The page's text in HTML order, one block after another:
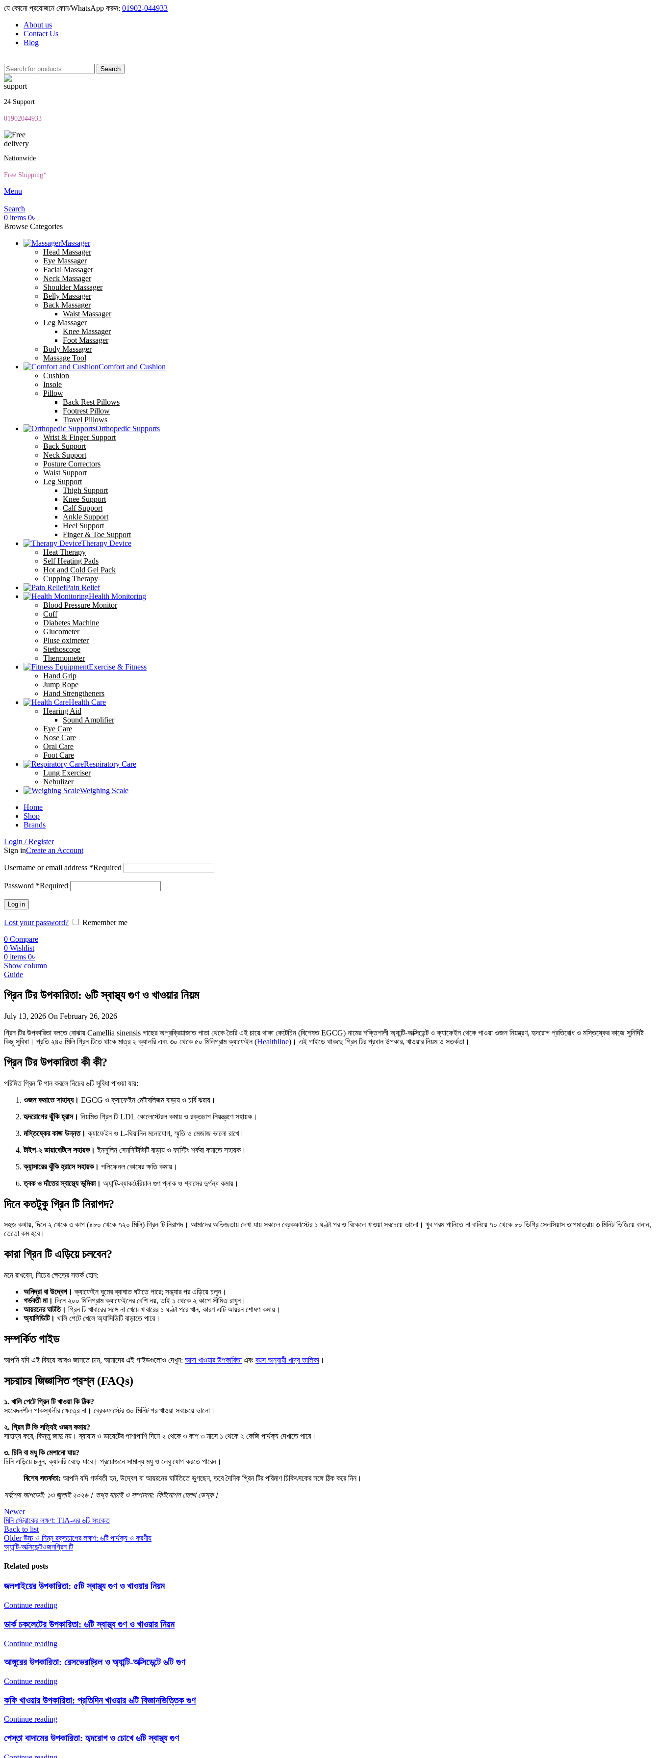
যে কোনো প্রয়োজনে ফোন/WhatsApp করুন: 01902-044933
About us
Contact Us
Blog
Search
24 Support
01902044933
Nationwide
Free Shipping*
Menu
Search
0 items 0৳
Browse Categories
Massager
Head Massager
Eye Massager
Facial Massager
Neck Massager
Shoulder Massager
Belly Massager
Back Massager
Waist Massager
Leg Massager
Knee Massager
Foot Massager
Body Massager
Massage Tool
Comfort and Cushion
Cushion
Insole
Pillow
Back Rest Pillows
Footrest Pillow
Travel Pillows
Orthopedic Supports
Wrist & Finger Support
Back Support
Neck Support
Posture Correctors
Waist Support
Leg Support
Thigh Support
Knee Support
Calf Support
Ankle Support
Heel Support
Finger & Toe Support
Therapy Device
Heat Therapy
Self Heating Pads
Hot and Cold Gel Pack
Cupping Therapy
Pain Relief
Health Monitoring
Blood Pressure Monitor
Cuff
Diabetes Machine
Glucometer
Pluse oximeter
Stethoscope
Thermometer
Exercise & Fitness
Hand Grip
Jump Rope
Hand Strengtheners
Health Care
Hearing Aid
Sound Amplifier
Eye Care
Nose Care
Oral Care
Foot Care
Respiratory Care
Lung Exerciser
Nebulizer
Weighing Scale
Home
Shop
Brands
Login / Register
Sign inCreate an Account
Username or email address *Required
Password *Required
Log in
Lost your password?
Remember me
0 Compare
0 Wishlist
0 items 0৳
Show column
Guide
গ্রিন টির উপকারিতা: ৬টি স্বাস্থ্য গুণ ও খাওয়ার নিয়ম
July 13, 2026 On February 26, 2026
গ্রিন টির উপকারিতা বলতে বোঝায় Camellia sinensis গাছের অপ্রক্রিয়াজাত পাতা থেকে তৈরি এই চায়ে থাকা কেটেচিন (বিশেষত EGCG) নামের শক্তিশালী অ্যান্টি-অক্সিডেন্ট ও ক্যাফেইন থেকে পাওয়া ওজন নিয়ন্ত্রণ, হৃদরোগ প্রতিরোধ ও মস্তিষ্কের কাজে সুনির্দিষ্ট
কিছু সুবিধা। প্রতি ২৪০ মিলি গ্রিন টিতে থাকে মাত্র ২ ক্যালরি এবং ৩০ থেকে ৫০ মিলিগ্রাম ক্যাফেইন (Healthline)। এই গাইডে থাকছে গ্রিন টির প্রধান উপকার, খাওয়ার নিয়ম ও সতর্কতা।
গ্রিন টির উপকারিতা কী কী?
পরিমিত গ্রিন টি পান করলে নিচের ৬টি সুবিধা পাওয়া যায়:
ওজন কমাতে সাহায্য। EGCG ও ক্যাফেইন মেটাবলিজম বাড়ায় ও চর্বি ঝরায়।
হৃদরোগের ঝুঁকি হ্রাস। নিয়মিত গ্রিন টি LDL কোলেস্টেরল কমায় ও রক্তচাপ নিয়ন্ত্রণে সহায়ক।
মস্তিষ্কের কাজ উন্নত। ক্যাফেইন ও L-থিয়ানিন মনোযোগ, স্মৃতি ও মেজাজ ভালো রাখে।
টাইপ-২ ডায়াবেটিসে সহায়ক। ইনসুলিন সেনসিটিভিটি বাড়ায় ও ফাস্টিং শর্করা কমাতে সহায়ক।
ক্যান্সারের ঝুঁকি হ্রাসে সহায়ক। পলিফেনল কোষের ক্ষতি কমায়।
ত্বক ও দাঁতের স্বাস্থ্যে ভূমিকা। অ্যান্টি-ব্যাকটেরিয়াল গুণ প্লাক ও শ্বাসের দুর্গন্ধ কমায়।
দিনে কতটুকু গ্রিন টি নিরাপদ?
সহজ কথায়, দিনে ২ থেকে ৩ কাপ (৪৮০ থেকে ৭২০ মিলি) গ্রিন টি নিরাপদ। আমাদের অভিজ্ঞতায় দেখা যায় সকালে ব্রেকফাস্টের ১ ঘণ্টা পর ও বিকেলে খাওয়া সবচেয়ে ভালো। খুব গরম পানিতে না বানিয়ে ৭০ থেকে ৮০ ডিগ্রি সেলসিয়াস তাপমাত্রায় ৩ মিনিট ভিজিয়ে বানান,
তেতো কম হবে।
কারা গ্রিন টি এড়িয়ে চলবেন?
মনে রাখবেন, নিচের ক্ষেত্রে সতর্ক হোন:
অনিদ্রা বা উদ্বেগ। ক্যাফেইন ঘুমের ব্যাঘাত ঘটাতে পারে; সন্ধ্যার পর এড়িয়ে চলুন।
গর্ভবতী মা। দিনে ২০০ মিলিগ্রাম ক্যাফেইনের বেশি নয়, তাই ১ থেকে ২ কাপে সীমিত রাখুন।
আয়রনের ঘাটতি। গ্রিন টি খাবারের সঙ্গে না খেয়ে খাবারের ১ ঘণ্টা পরে খান, কারণ এটি আয়রন শোষণ কমায়।
অ্যাসিডিটি। খালি পেটে খেলে অ্যাসিডিটি বাড়াতে পারে।
সম্পর্কিত গাইড
আপনি যদি এই বিষয়ে আরও জানতে চান, আমাদের এই গাইডগুলোও দেখুন: আদা খাওয়ার উপকারিতা এবং বয়স অনুযায়ী খাদ্য তালিকা ।
সচরাচর জিজ্ঞাসিত প্রশ্ন (FAQs)
১. খালি পেটে গ্রিন টি খাওয়া কি ঠিক?
সংবেদনশীল পাকস্থলীর ক্ষেত্রে না। ব্রেকফাস্টের ৩০ মিনিট পর খাওয়া সবচেয়ে ভালো।
২. গ্রিন টি কি সত্যিই ওজন কমায়?
সাহায্য করে, কিন্তু জাদু নয়। ব্যায়াম ও ডায়েটের পাশাপাশি দিনে ২ থেকে ৩ কাপ ৩ মাসে ১ থেকে ২ কেজি পার্থক্য দেখাতে পারে।
৩. চিনি বা মধু কি মেশানো যায়?
চিনি এড়িয়ে চলুন, ক্যালরি বেড়ে যাবে। প্রয়োজনে সামান্য মধু ও লেবু যোগ করতে পারেন।
বিশেষ সতর্কতা: আপনি যদি গর্ভবতী হন, উদ্বেগ বা আয়রনের ঘাটতিতে ভুগছেন, তবে দৈনিক গ্রিন টির পরিমাণ চিকিৎসকের সঙ্গে ঠিক করে নিন।
সর্বশেষ আপডেট: ১৩ জুলাই ২০২৬। তথ্য যাচাই ও সম্পাদনা: ফিটনোশন হেলথ ডেস্ক।
Newer
মিনি স্ট্রোকের লক্ষণ: TIA-এর ৬টি সংকেত
Back to list
Older উচ্চ ও নিম্ন রক্তচাপের লক্ষণ: ৬টি পার্থক্য ও করণীয়
অ্যান্টি-অক্সিডেন্টওজনগ্রিন টি
Related posts
জলপাইয়ের উপকারিতা: ৫টি স্বাস্থ্য গুণ ও খাওয়ার নিয়ম
Continue reading
ডার্ক চকলেটের উপকারিতা: ৬টি স্বাস্থ্য গুণ ও খাওয়ার নিয়ম
Continue reading
আঙ্গুরের উপকারিতা: রেসভেরাট্রল ও অ্যান্টি-অক্সিডেন্টে ৬টি গুণ
Continue reading
কফি খাওয়ার উপকারিতা: প্রতিদিন খাওয়ার ৬টি বিজ্ঞানভিত্তিক গুণ
Continue reading
পেস্তা বাদামের উপকারিতা: হৃদরোগ ও চোখে ৬টি স্বাস্থ্য গুণ